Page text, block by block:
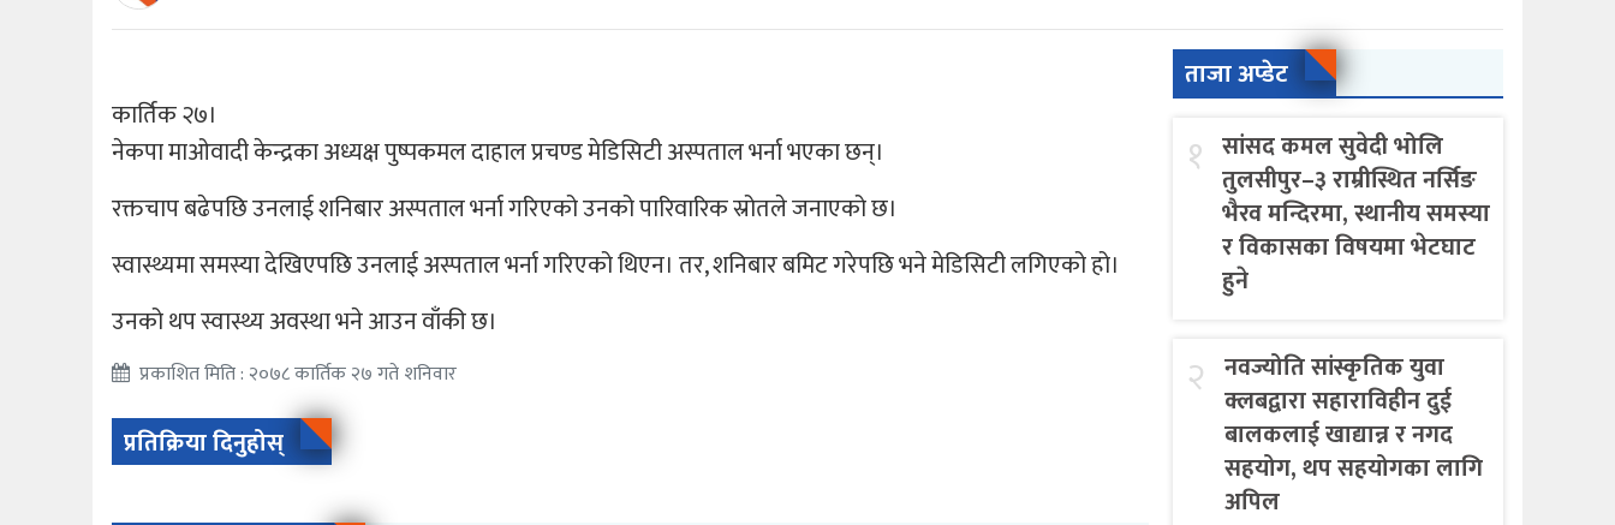
कार्तिक २७।
नेकपा माओवादी केन्द्रका अध्यक्ष पुष्पकमल दाहाल प्रचण्ड मेडिसिटी अस्पताल भर्ना भएका छन्।
रक्तचाप बढेपछि उनलाई शनिबार अस्पताल भर्ना गरिएको उनको पारिवारिक स्रोतले जनाएको छ।
स्वास्थ्यमा समस्या देखिएपछि उनलाई अस्पताल भर्ना गरिएको थिएन। तर, शनिबार बमिट गरेपछि भने मेडिसिटी लगिएको हो।
उनको थप स्वास्थ्य अवस्था भने आउन वाँकी छ।
प्रकाशित मिति : २०७८ कार्तिक २७ गते शनिवार
प्रतिक्रिया दिनुहोस्
ताजा अप्डेट
१ सांसद कमल सुवेदी भोलि
तुलसीपुर–३ राम्रीस्थित नर्सिङ
भैरव मन्दिरमा, स्थानीय समस्या
र विकासका विषयमा भेटघाट
हुने
२ नवज्योति सांस्कृतिक युवा
क्लबद्वारा सहाराविहीन दुई
बालकलाई खाद्यान्न र नगद
सहयोग, थप सहयोगका लागि
अपिल